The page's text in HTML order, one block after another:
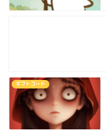
ギフトコード